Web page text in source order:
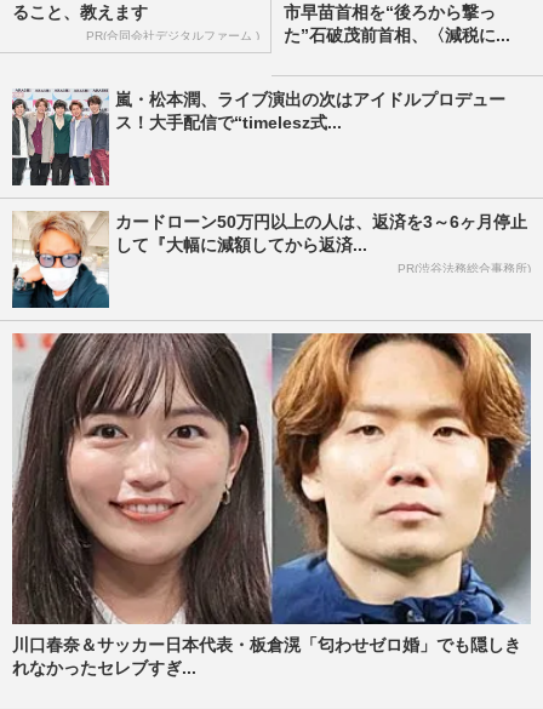
ること、教えます
PR(合同会社デジタルファーム )
市早苗首相を“後ろから撃っ
た”石破茂前首相、〈減税に...
嵐・松本潤、ライブ演出の次はアイドルプロデュー
ス！大手配信で“timelesz式...
カードローン50万円以上の人は、返済を3～6ヶ月停止
して『大幅に減額してから返済...
PR(渋谷法務総合事務所)
川口春奈＆サッカー日本代表・板倉滉「匂わせゼロ婚」でも隠しき
れなかったセレブすぎ...